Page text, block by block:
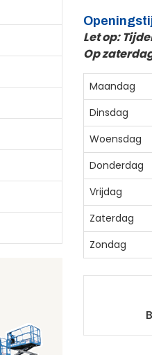
Let op:
Op
Maandag
Dinsdag
Woensdag
Donderdag
Vrijdag
Zaterdag
Zondag